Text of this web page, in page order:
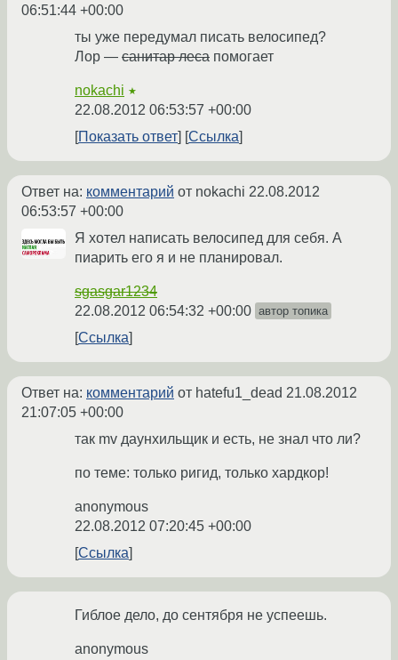
06:51:44 +00:00
ты уже передумал писать велосипед?
Лор — санитар леса помогает
nokachi ★
22.08.2012 06:53:57 +00:00
Показать ответ
Ссылка
Ответ на: комментарий от nokachi 22.08.2012
06:53:57 +00:00
Я хотел написать велосипед для себя. А
пиарить его я и не планировал.
sgasgar1234
22.08.2012 06:54:32 +00:00 автор топика
Ссылка
Ответ на: комментарий от hatefu1_dead 21.08.2012
21:07:05 +00:00
так mv даунхильщик и есть, не знал что ли?
по теме: только ригид, только хардкор!
anonymous
22.08.2012 07:20:45 +00:00
Ссылка
Гиблое дело, до сентября не успеешь.
anonymous